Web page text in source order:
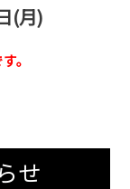
(月)
。
せ